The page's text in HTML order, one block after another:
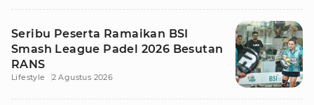
Seribu Peserta Ramaikan BSI
Smash League Padel 2026 Besutan
RANS
Lifestyle 2 Agustus 2026